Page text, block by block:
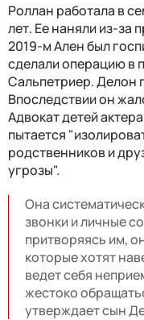
Роллан работала в
лет. Ее наняли из-за
2019-м Ален был
сделали операцию в
Сальпетриер. Делон
Впоследствии он
Адвокат детей
пытается
родственников и
угрозы".
Она
звонки и личные
притворяясь им,
которые хотят
ведет себя
жестоко
утверждает сын